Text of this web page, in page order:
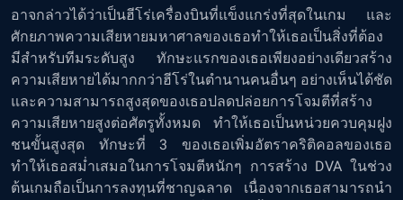
อาจกล่าวได้ว่าเป็นฮีโร่เครื่องบินที่แข็งแกร่งที่สุดในเกม และ
ศักยภาพความเสียหายมหาศาลของเธอทำให้เธอเป็นสิ่งที่ต้อง
มีสำหรับทีมระดับสูง ทักษะแรกของเธอเพียงอย่างเดียวสร้าง
ความเสียหายได้มากกว่าฮีโร่ในตำนานคนอื่นๆ อย่างเห็นได้ชัด
และความสามารถสูงสุดของเธอปลดปล่อยการโจมตีที่สร้าง
ความเสียหายสูงต่อศัตรูทั้งหมด ทำให้เธอเป็นหน่วยควบคุมฝูง
ชนขั้นสูงสุด ทักษะที่ 3 ของเธอเพิ่มอัตราคริติคอลของเธอ
ทำให้เธอสม่ำเสมอในการโจมตีหนักๆ การสร้าง DVA ในช่วง
ต้นเกมถือเป็นการลงทุนที่ชาญฉลาด เนื่องจากเธอสามารถนำ